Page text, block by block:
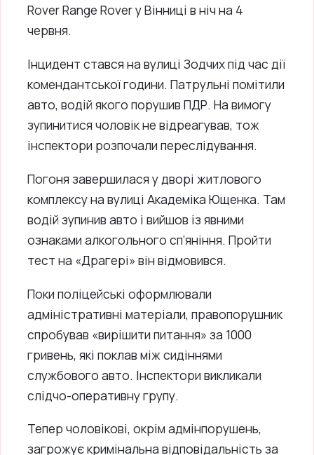
Rover Range Rover у Вінниці в ніч на 4
червня.
Інцидент стався на вулиці Зодчих під час дії
комендантської години. Патрульні помітили
авто, водій якого порушив ПДР. На вимогу
зупинитися чоловік не відреагував, тож
інспектори розпочали переслідування.
Погоня завершилася у дворі житлового
комплексу на вулиці Академіка Ющенка. Там
водій зупинив авто і вийшов із явними
ознаками алкогольного сп’яніння. Пройти
тест на «Драгері» він відмовився.
Поки поліцейські оформлювали
адміністративні матеріали, правопорушник
спробував «вирішити питання» за 1000
гривень, які поклав між сидіннями
службового авто. Інспектори викликали
слідчо-оперативну групу.
Тепер чоловікові, окрім адмінпорушень,
загрожує кримінальна відповідальність за